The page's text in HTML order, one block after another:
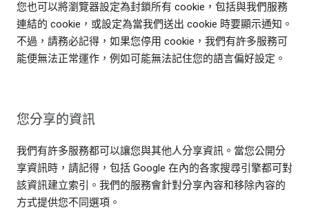
您也可以將瀏覽器設定為封鎖所有 cookie，包括與我們服務
連結的 cookie，或設定為當我們送出 cookie 時要顯示通知。
不過，請務必記得，如果您停用 cookie，我們有許多服務可
能便無法正常運作，例如可能無法記住您的語言偏好設定。
您分享的資訊
我們有許多服務都可以讓您與其他人分享資訊。當您公開分
享資訊時，請記得，包括 Google 在內的各家搜尋引擎都可對
該資訊建立索引。我們的服務會針對分享內容和移除內容的
方式提供您不同選項。